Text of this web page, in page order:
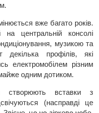
вже багато років.
центральній консолі
музикою та
профілів, які
електромобілем різним
одним дотиком.
створюють вставки з
(насправді це